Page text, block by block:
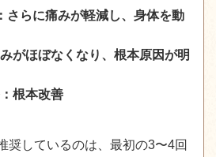
さらに痛みが軽減し、身体を動
がほぼなくなり、根本原因が明
根本改善
奨しているのは、最初の3〜4回